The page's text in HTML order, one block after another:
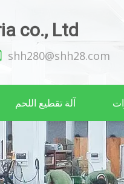
co., Ltd
shh280@shh28.com
آلة تقطيع اللحم